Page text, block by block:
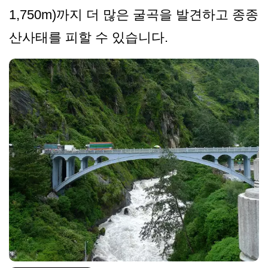
1,750m)까지 더 많은 굴곡을 발견하고 종종
산사태를 피할 수 있습니다.